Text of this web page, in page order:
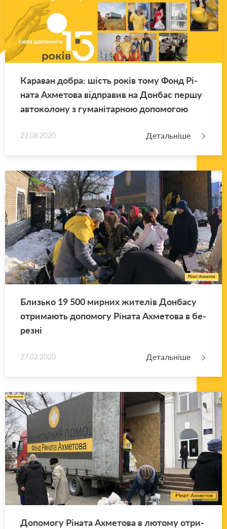
Ка­ра­ван добра: шість років тому Фонд Рі­
на­та Ахме­то­ва від­пра­вив на Дон­бас першу
ав­то­ко­ло­ну з гу­ма­ні­тар­ною до­по­мо­гою
22.08.2020 Детальніше
Близь­ко 19 500 мир­них жи­те­лів Дон­ба­су
отри­ма­ють до­по­мо­гу Рі­на­та Ахме­то­ва в бе­
ре­зні
27.02.2020 Детальніше
До­по­мо­гу Рі­на­та Ахме­то­ва в лю­то­му отри­